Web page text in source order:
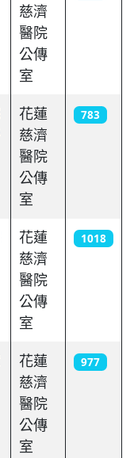
慈濟
醫院
公傳
室
花蓮
慈濟
醫院
公傳
室
783
花蓮
慈濟
醫院
公傳
室
1018
花蓮
慈濟
醫院
公傳
室
977